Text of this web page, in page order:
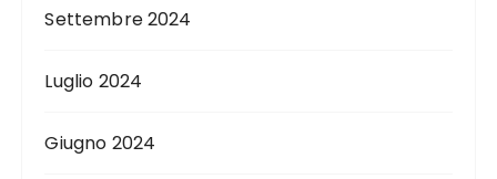
Settembre 2024
Luglio 2024
Giugno 2024